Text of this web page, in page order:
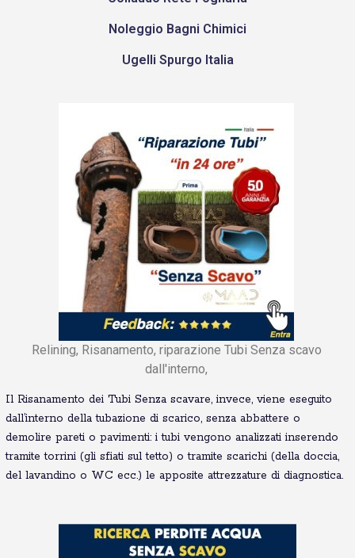
Noleggio Bagni Chimici
Ugelli Spurgo Italia
Relining, Risanamento, riparazione Tubi Senza scavo
dall'interno,
Il Risanamento dei Tubi Senza scavare, invece, viene eseguito
dall’interno della tubazione di scarico, senza abbattere o
demolire pareti o pavimenti: i tubi vengono analizzati inserendo
tramite torrini (gli sfiati sul tetto) o tramite scarichi (della doccia,
del lavandino o WC ecc.) le apposite attrezzature di diagnostica.